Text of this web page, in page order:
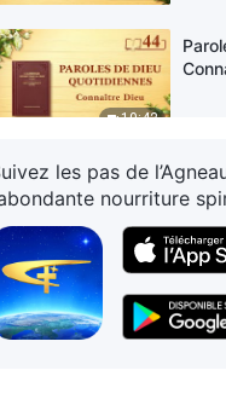
10:42
6:53
les pas de
nourriture